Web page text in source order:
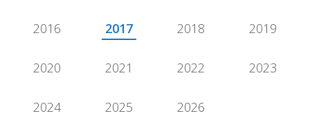
2016 2017 2018 2019
2020 2021 2022 2023
2024 2025 2026